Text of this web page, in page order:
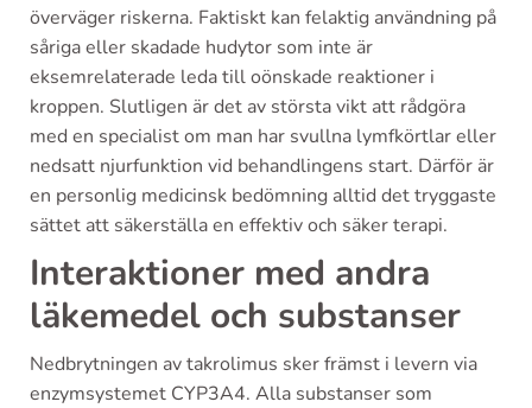
överväger riskerna. Faktiskt kan felaktig användning på
såriga eller skadade hudytor som inte är
eksemrelaterade leda till oönskade reaktioner i
kroppen. Slutligen är det av största vikt att rådgöra
med en specialist om man har svullna lymfkörtlar eller
nedsatt njurfunktion vid behandlingens start. Därför är
en personlig medicinsk bedömning alltid det tryggaste
sättet att säkerställa en effektiv och säker terapi.
Interaktioner med andra
läkemedel och substanser
Nedbrytningen av takrolimus sker främst i levern via
enzymsystemet CYP3A4. Alla substanser som